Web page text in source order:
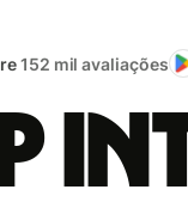
152 mil avaliações